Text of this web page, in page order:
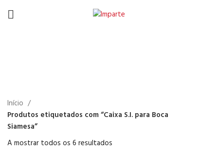
Início
Produtos etiquetados com “Caixa S.I. para Boca
Siamesa”
A mostrar todos os 6 resultados